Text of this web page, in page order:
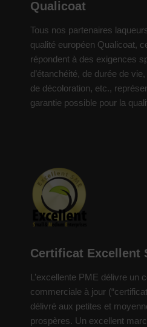
Qualicoat
Tous nos partenaires
qualité européen Qualicoat,
répondent à des exigences
d’étanchéité, de durée de
de décoloration, etc.,
garantie possible pour la
Certificat Excellent
L’excellente PME délivre un
commerciale à jour
délivré aux petites et
prospères. Un excellent